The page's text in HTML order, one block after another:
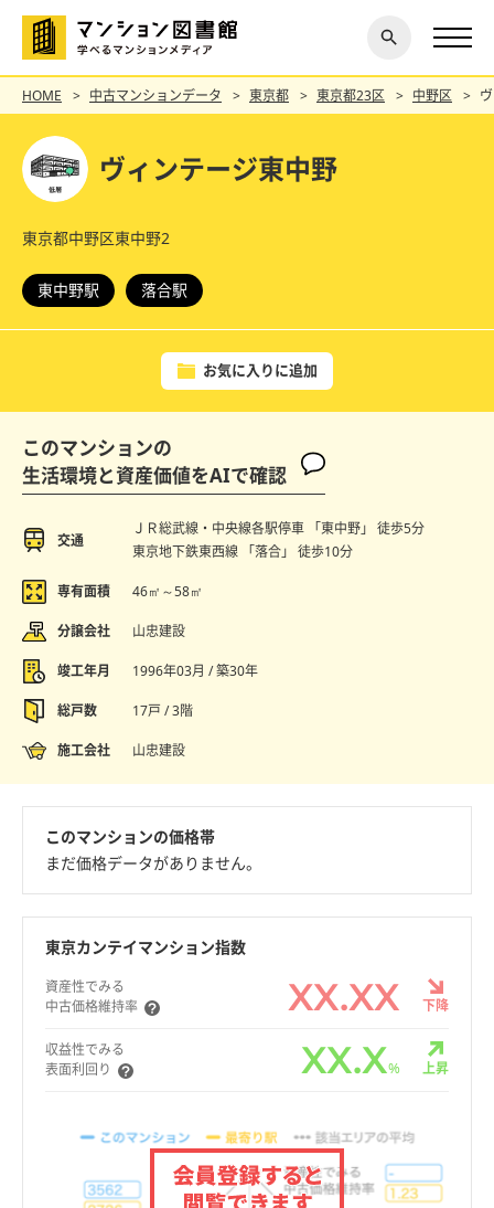
探す
閉じ
る
HOME 中古マンションデータ 東京都 東京都23区 中野区
ヴィンテージ東中野
東京都中野区東中野2
東中野駅 落合駅
お気に入りに追加
このマンションの
生活環境と資産価値をAIで確認
交通
ＪＲ総武線・中央線各駅停車 「東中野」 徒歩5分
東京地下鉄東西線 「落合」 徒歩10分
専有面積 46㎡～58㎡
分譲会社 山忠建設
竣工年月 1996年03月 / 築30年
総戸数 17戸 / 3階
施工会社 山忠建設
このマンションの価格帯
まだ価格データがありません。
東京カンテイマンション指数
資産性でみる
中古価格維持率
XX.XX 下降
収益性でみる
表面利回り
XX.X% 上昇